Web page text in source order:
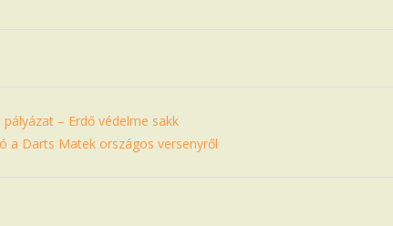
– Erdő védelme sakk
a Darts Matek országos versenyről